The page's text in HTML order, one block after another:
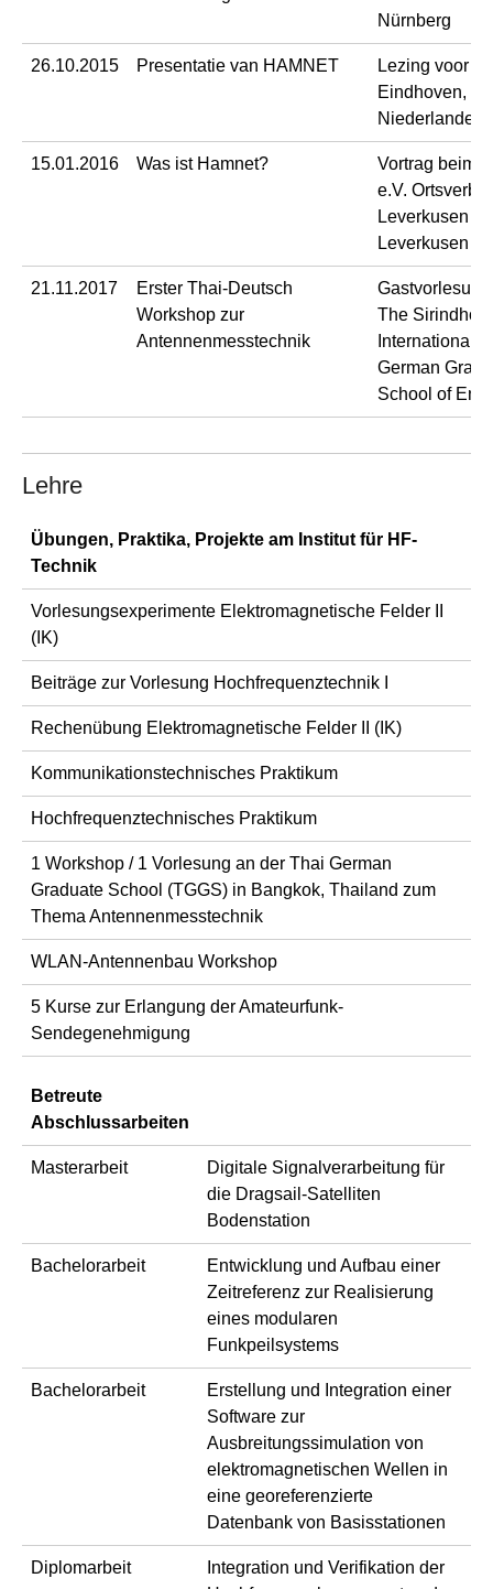
Nürnberg
26.10.2015 Presentatie van HAMNET
Lezing voor
Eindhoven,
Niederlande
15.01.2016 Was ist Hamnet?
Vortrag beim
e.V.
Leverkusen
Leverkusen
21.11.2017
Erster Thai-Deutsch
Workshop zur
Antennenmesstechnik
The Sirindhorn
International
German
School of
Lehre
Übungen, Praktika, Projekte am Institut für HF-
Technik
Vorlesungsexperimente Elektromagnetische Felder II
(IK)
Beiträge zur Vorlesung Hochfrequenztechnik I
Rechenübung Elektromagnetische Felder II (IK)
Kommunikationstechnisches Praktikum
Hochfrequenztechnisches Praktikum
1 Workshop / 1 Vorlesung an der Thai German
Graduate School (TGGS) in Bangkok, Thailand zum
Thema Antennenmesstechnik
WLAN-Antennenbau Workshop
5 Kurse zur Erlangung der Amateurfunk-
Sendegenehmigung
Betreute
Abschlussarbeiten
Masterarbeit
Digitale Signalverarbeitung für
die Dragsail-Satelliten
Bodenstation
Bachelorarbeit
Entwicklung und Aufbau einer
Zeitreferenz zur Realisierung
eines modularen
Funkpeilsystems
Bachelorarbeit
Erstellung und Integration einer
Software zur
Ausbreitungssimulation von
elektromagnetischen Wellen in
eine georeferenzierte
Datenbank von Basisstationen
Diplomarbeit
Integration und Verifikation der